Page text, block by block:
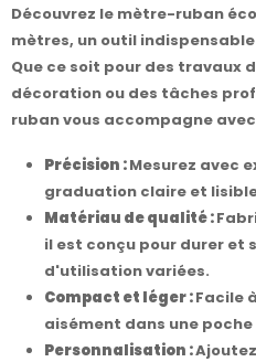
Découvrez le mètre-ruban
mètres, un outil
Que ce soit pour des travaux
décoration ou des tâches
ruban vous accompagne
Précision :Mesurez avec
graduation claire et
Matériau de qualité :
il est conçu pour durer et
d'utilisation variées.
Compact et léger :Facile
aisément dans une poche
Personnalisation :